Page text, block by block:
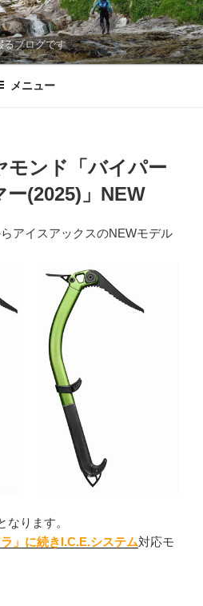
るブログです
メニュー
モンド「バイパー
(2025)」NEW
アイスアックスのNEWモデル
なります。
」に続きI.C.E.システム対応モ